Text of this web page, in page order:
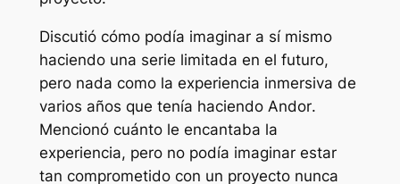
Discutió cómo podía imaginar a sí mismo
haciendo una serie limitada en el futuro,
pero nada como la experiencia inmersiva de
varios años que tenía haciendo Andor.
Mencionó cuánto le encantaba la
experiencia, pero no podía imaginar estar
tan comprometido con un proyecto nunca